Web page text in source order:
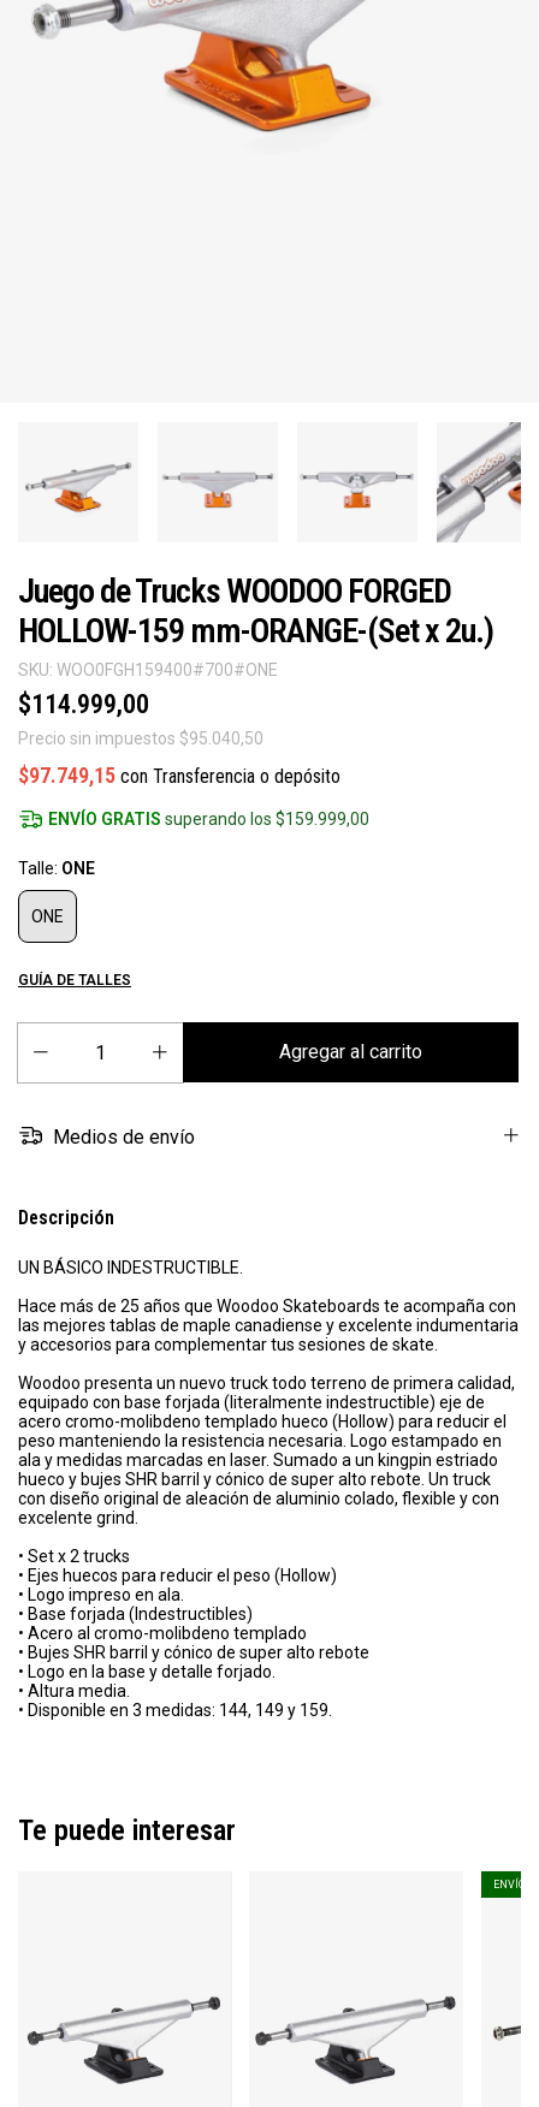
Juego de Trucks WOODOO FORGED
HOLLOW-159 mm-ORANGE-(Set x 2u.)
SKU: WOO0FGH159400#700#ONE
$114.999,00
Precio sin impuestos $95.040,50
$97.749,15 con Transferencia o depósito
ENVÍO GRATIS superando los$159.999,00
Talle: ONE
ONE
GUÍA DE TALLES
Medios de envío
Descripción
UN BÁSICO INDESTRUCTIBLE.
Hace más de 25 años que Woodoo Skateboards te acompaña con
las mejores tablas de maple canadiense y excelente indumentaria
y accesorios para complementar tus sesiones de skate.
Woodoo presenta un nuevo truck todo terreno de primera calidad,
equipado con base forjada (literalmente indestructible) eje de
acero cromo-molibdeno templado hueco (Hollow) para reducir el
peso manteniendo la resistencia necesaria. Logo estampado en
ala y medidas marcadas en laser. Sumado a un kingpin estriado
hueco y bujes SHR barril y cónico de super alto rebote. Un truck
con diseño original de aleación de aluminio colado, flexible y con
excelente grind.
• Set x 2 trucks
• Ejes huecos para reducir el peso (Hollow)
• Logo impreso en ala.
• Base forjada (Indestructibles)
• Acero al cromo-molibdeno templado
• Bujes SHR barril y cónico de super alto rebote
• Logo en la base y detalle forjado.
• Altura media.
• Disponible en 3 medidas: 144, 149 y 159.
Te puede interesar
ENVÍO